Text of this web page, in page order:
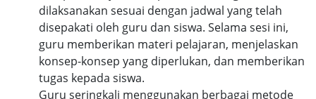
dilaksanakan sesuai dengan jadwal yang telah
disepakati oleh guru dan siswa. Selama sesi ini,
guru memberikan materi pelajaran, menjelaskan
konsep-konsep yang diperlukan, dan memberikan
tugas kepada siswa.
Guru seringkali menggunakan berbagai metode